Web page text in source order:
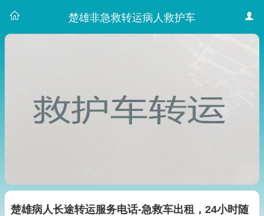
楚雄非急救转运病人救护车
楚雄病人长途转运服务电话-急救车出租，24小时随